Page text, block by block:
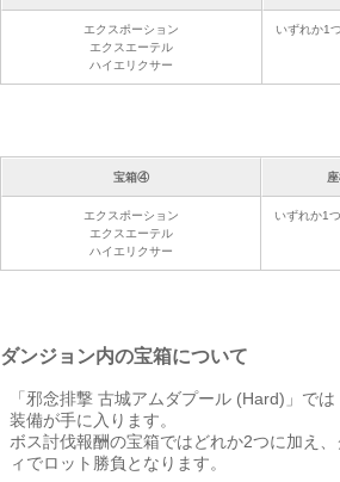
エクスポーション
エクスエーテル
ハイエリクサー
いずれか1
宝箱④
エクスポーション
エクスエーテル
ハイエリクサー
いずれか1
ダンジョン内の宝箱について
「邪念排撃 古城アムダプール (Hard)」で
装備が手に入ります。
ボス討伐報酬の宝箱ではどれか2つに加え
ィでロット勝負となります。